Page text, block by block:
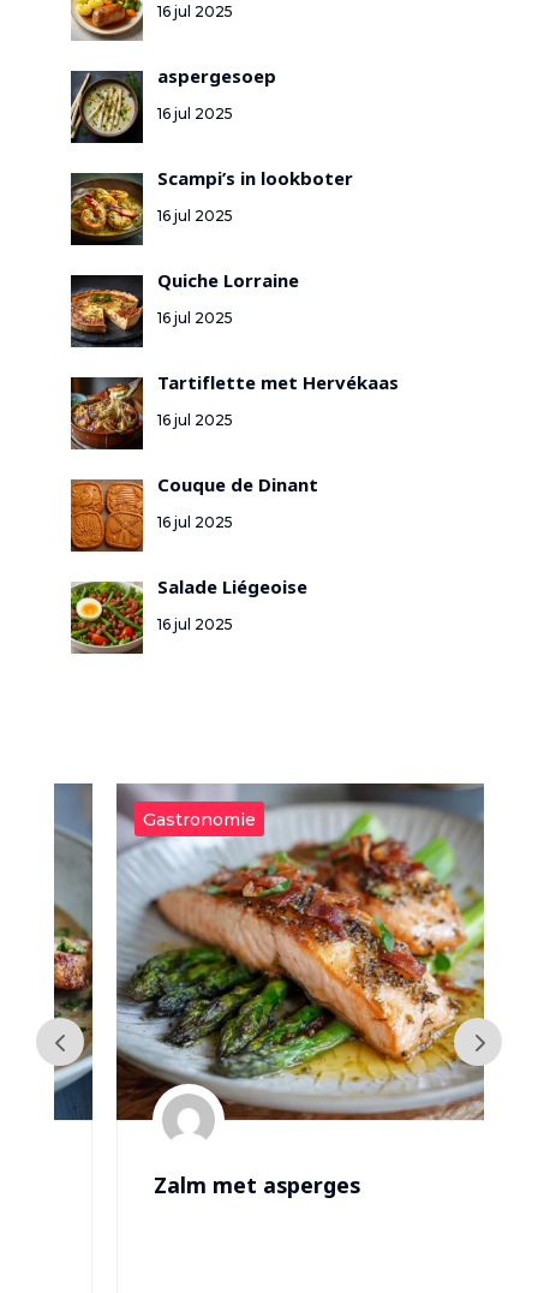
16 jul 2025
aspergesoep
16 jul 2025
Scampi’s in lookboter
16 jul 2025
Quiche Lorraine
16 jul 2025
Tartiflette met Hervékaas
16 jul 2025
Couque de Dinant
16 jul 2025
Salade Liégeoise
16 jul 2025
Gastronomie
Zalm met asperges